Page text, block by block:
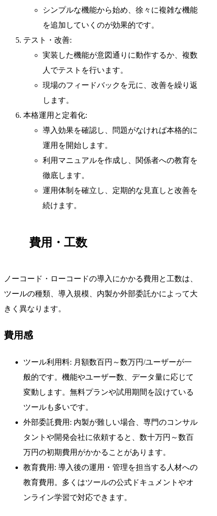
シンプルな機能から始め、徐々に複雑な機能
を追加していくのが効果的です。
テスト・改善:
実装した機能が意図通りに動作するか、複数
人でテストを行います。
現場のフィードバックを元に、改善を繰り返
します。
本格運用と定着化:
導入効果を確認し、問題がなければ本格的に
運用を開始します。
利用マニュアルを作成し、関係者への教育を
徹底します。
運用体制を確立し、定期的な見直しと改善を
続けます。
費用・工数
ノーコード・ローコードの導入にかかる費用と工数は、
ツールの種類、導入規模、内製か外部委託かによって大
きく異なります。
費用感
ツール利用料: 月額数百円～数万円/ユーザーが一
般的です。機能やユーザー数、データ量に応じて
変動します。無料プランや試用期間を設けている
ツールも多いです。
外部委託費用: 内製が難しい場合、専門のコンサル
タントや開発会社に依頼すると、数十万円～数百
万円の初期費用がかかることがあります。
教育費用: 導入後の運用・管理を担当する人材への
教育費用。多くはツールの公式ドキュメントやオ
ンライン学習で対応できます。